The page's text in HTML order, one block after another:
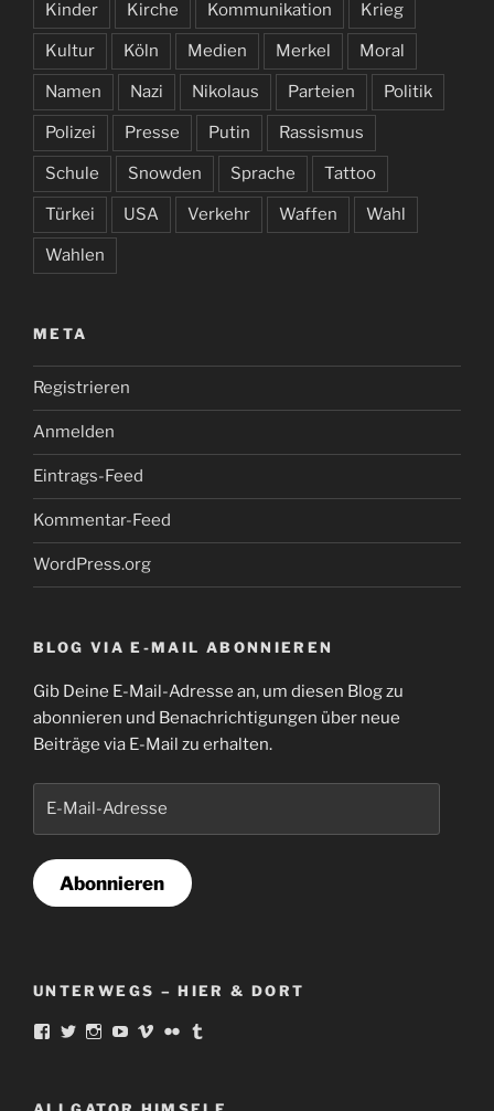
Kinder Kirche Kommunikation Krieg
Kultur Köln Medien Merkel Moral
Namen Nazi Nikolaus Parteien Politik
Polizei Presse Putin Rassismus
Schule Snowden Sprache Tattoo
Türkei USA Verkehr Waffen Wahl
Wahlen
META
Registrieren
Anmelden
Eintrags-Feed
Kommentar-Feed
WordPress.org
BLOG VIA E-MAIL ABONNIEREN
Gib Deine E-Mail-Adresse an, um diesen Blog zu
abonnieren und Benachrichtigungen über neue
Beiträge via E-Mail zu erhalten.
Abonnieren
UNTERWEGS – HIER & DORT
Profil
Facebook
Profil
Twitter
Profil
Instagram
Profil
YouTube
Profil
Vimeo
Profil
FlickrTumblr